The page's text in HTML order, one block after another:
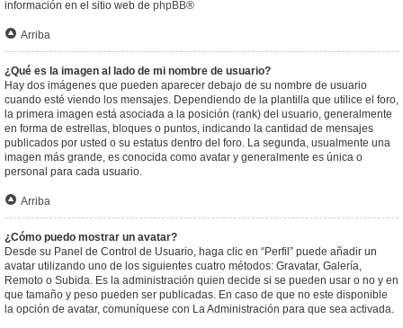
información en el sitio web de phpBB®
Arriba
¿Qué es la imagen al lado de mi nombre de usuario?
Hay dos imágenes que pueden aparecer debajo de su nombre de usuario
cuando esté viendo los mensajes. Dependiendo de la plantilla que utilice el foro,
la primera imagen está asociada a la posición (rank) del usuario, generalmente
en forma de estrellas, bloques o puntos, indicando la cantidad de mensajes
publicados por usted o su estatus dentro del foro. La segunda, usualmente una
imagen más grande, es conocida como avatar y generalmente es única o
personal para cada usuario.
Arriba
¿Cómo puedo mostrar un avatar?
Desde su Panel de Control de Usuario, haga clic en “Perfil” puede añadir un
avatar utilizando uno de los siguientes cuatro métodos: Gravatar, Galería,
Remoto o Subida. Es la administración quien decide si se pueden usar o no y en
que tamaño y peso pueden ser publicadas. En caso de que no este disponible
la opción de avatar, comuníquese con La Administración para que sea activada.